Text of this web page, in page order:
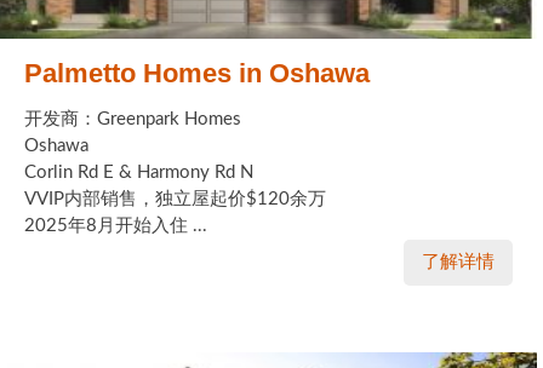
Palmetto Homes in Oshawa
开发商：Greenpark Homes
Oshawa
Corlin Rd E & Harmony Rd N
VVIP内部销售，独立屋起价$120余万
2025年8月开始入住 ...
了解详情